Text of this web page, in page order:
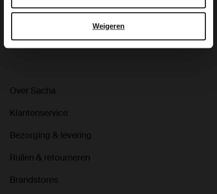
Weigeren
Bezorgen & retour
ga terug
Over Sacha
Klantenservice
Bezorging & levering
Ruilen & retourneren
Brandstores